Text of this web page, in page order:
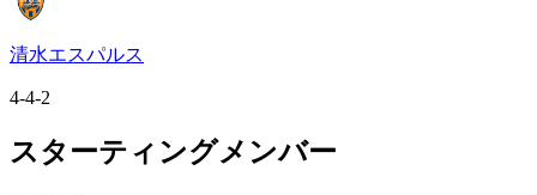
清水エスパルス
4-4-2
スターティングメンバー